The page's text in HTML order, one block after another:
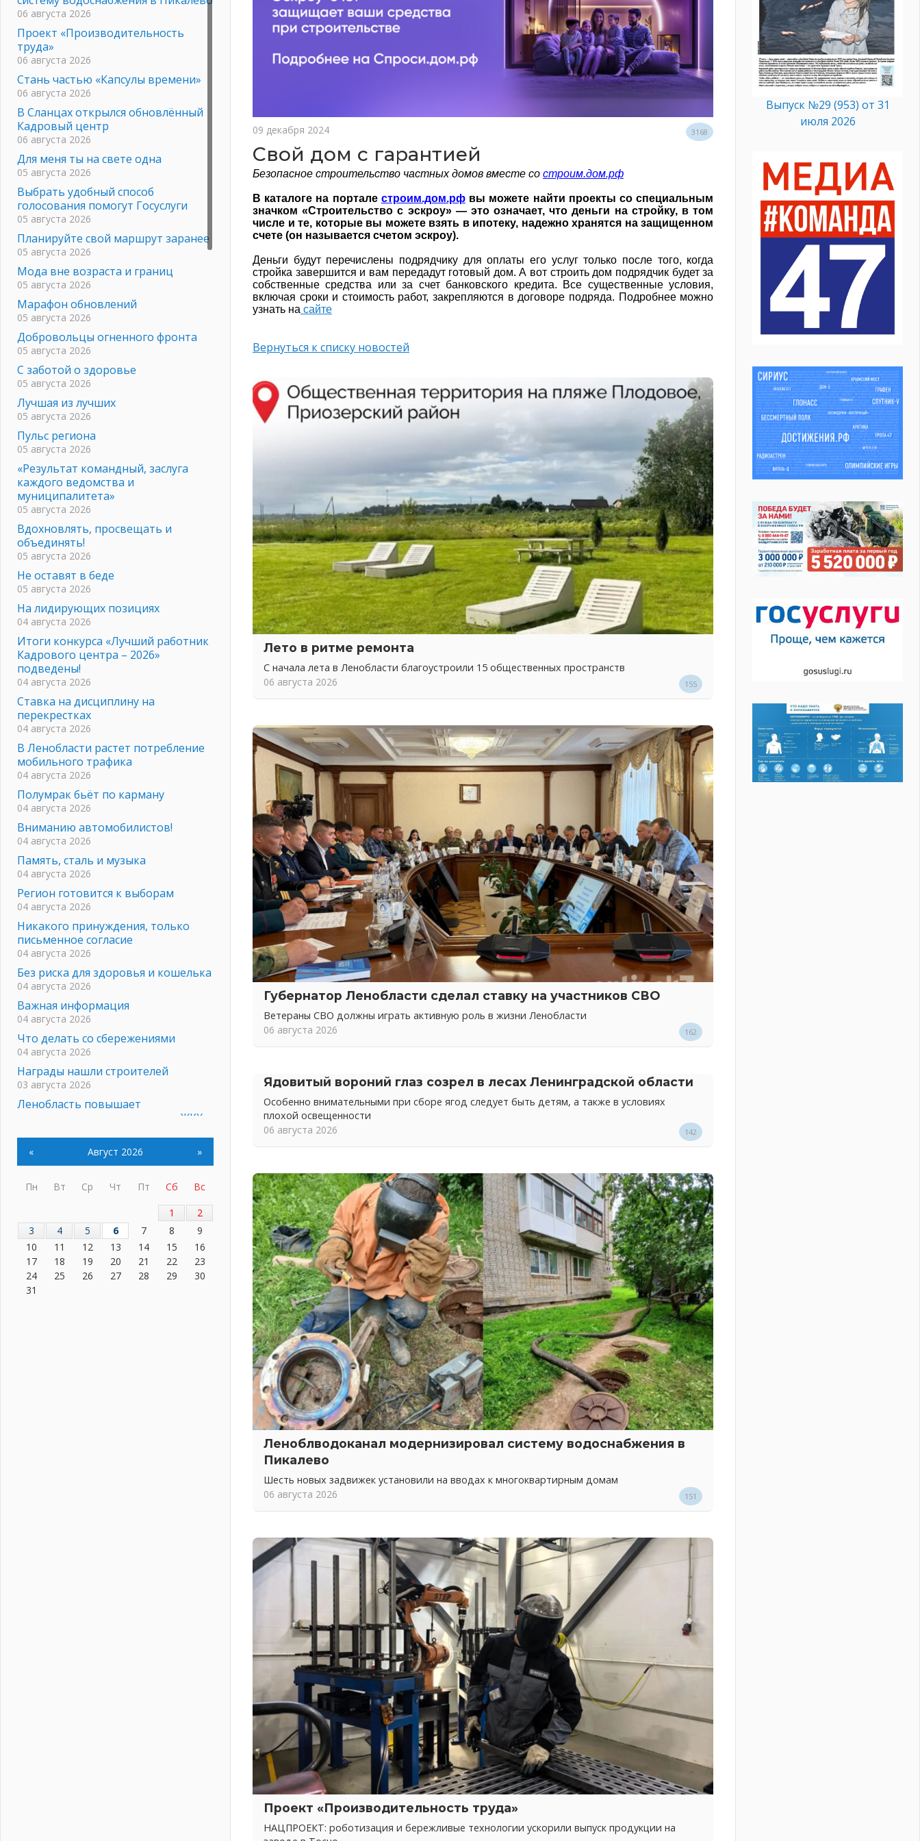
09 декабря 2024 3168
Свой дом с гарантией
Безопасное строительство частных домов вместе со строим.дом.рф
В каталоге на портале строим.дом.рфвы можете найти проекты со специальным
значком «Строительство с эскроу» — это означает, что деньги на стройку, в том
числе и те, которые вы можете взять в ипотеку, надежно хранятся на защищенном
счете (он называется счетом эскроу).
Деньги будут перечислены подрядчику для оплаты его услуг только после того, когда
стройка завершится и вам передадут готовый дом. А вот строить дом подрядчик будет за
собственные средства или за счет банковского кредита. Все существенные условия,
включая сроки и стоимость работ, закрепляются в договоре подряда. Подробнее можно
узнать на сайте
Вернуться к списку новостей
Лето в ритме ремонта
С начала лета в Ленобласти благоустроили 15 общественных пространств
06 августа 2026
155
Губернатор Ленобласти сделал ставку на участников СВО
Ветераны СВО должны играть активную роль в жизни Ленобласти
06 августа 2026
162
Ядовитый вороний глаз созрел в лесах Ленинградской области
Особенно внимательными при сборе ягод следует быть детям, а также в условиях
плохой освещенности
06 августа 2026
142
Леноблводоканал модернизировал систему водоснабжения в
Пикалево
Шесть новых задвижек установили на вводах к многоквартирным домам
06 августа 2026
151
Проект «Производительность труда»
НАЦПРОЕКТ: роботизация и бережливые технологии ускорили выпуск продукции на
06 августа 2026
Проект «Производительность
труда»
06 августа 2026
Стань частью «Капсулы времени»
06 августа 2026
В Сланцах открылся обновлённый
Кадровый центр
06 августа 2026
Для меня ты на свете одна
05 августа 2026
Выбрать удобный способ
голосования помогут Госуслуги
05 августа 2026
Планируйте свой маршрут заранее
05 августа 2026
Мода вне возраста и границ
05 августа 2026
Марафон обновлений
05 августа 2026
Добровольцы огненного фронта
05 августа 2026
С заботой о здоровье
05 августа 2026
Лучшая из лучших
05 августа 2026
Пульс региона
05 августа 2026
«Результат командный, заслуга
каждого ведомства и
муниципалитета»
05 августа 2026
Вдохновлять, просвещать и
объединять!
05 августа 2026
Не оставят в беде
05 августа 2026
На лидирующих позициях
04 августа 2026
Итоги конкурса «Лучший работник
Кадрового центра – 2026»
подведены!
04 августа 2026
Ставка на дисциплину на
перекрестках
04 августа 2026
В Ленобласти растет потребление
мобильного трафика
04 августа 2026
Полумрак бьёт по карману
04 августа 2026
Вниманию автомобилистов!
04 августа 2026
Память, сталь и музыка
04 августа 2026
Регион готовится к выборам
04 августа 2026
Никакого принуждения, только
письменное согласие
04 августа 2026
Без риска для здоровья и кошелька
04 августа 2026
Важная информация
04 августа 2026
Что делать со сбережениями
04 августа 2026
Награды нашли строителей
03 августа 2026
Ленобласть повышает
производительность труда в ЖКХ
Поддержка волонтерских
объединений
Ладожский мост полностью
03 августа 2026
Музеи Ленобласти обновляют
пространства
03 августа 2026
Новая площадка: 2027
« Август 2026 »
Пн Вт Ср Чт Пт Сб
Вс
1
2
3
4 5 6 7 8
9
10
11 12 13 14 15
16
17
18 19 20 21 22
23
24
25 26 27 28 29
30
31
Выпуск №29 (953) от 31
июля 2026